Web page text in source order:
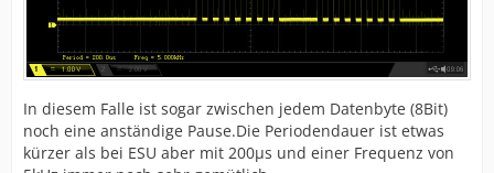
In diesem Falle ist sogar zwischen jedem Datenbyte (8Bit)
noch eine anständige Pause.Die Periodendauer ist etwas
kürzer als bei ESU aber mit 200µs und einer Frequenz von